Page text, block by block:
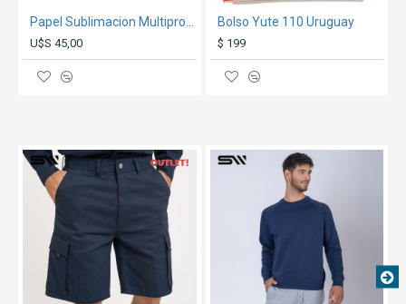
Manga 61 63 66 67
**Medidas aproximadas, expresadas en
GARANTÍA:ver condiciones generales
aquí
U$S 45,00
Bolso Yute 110 Uruguay
$ 199
TEXTTRANSPARENTE OUT TEXTTRANSPARENTE